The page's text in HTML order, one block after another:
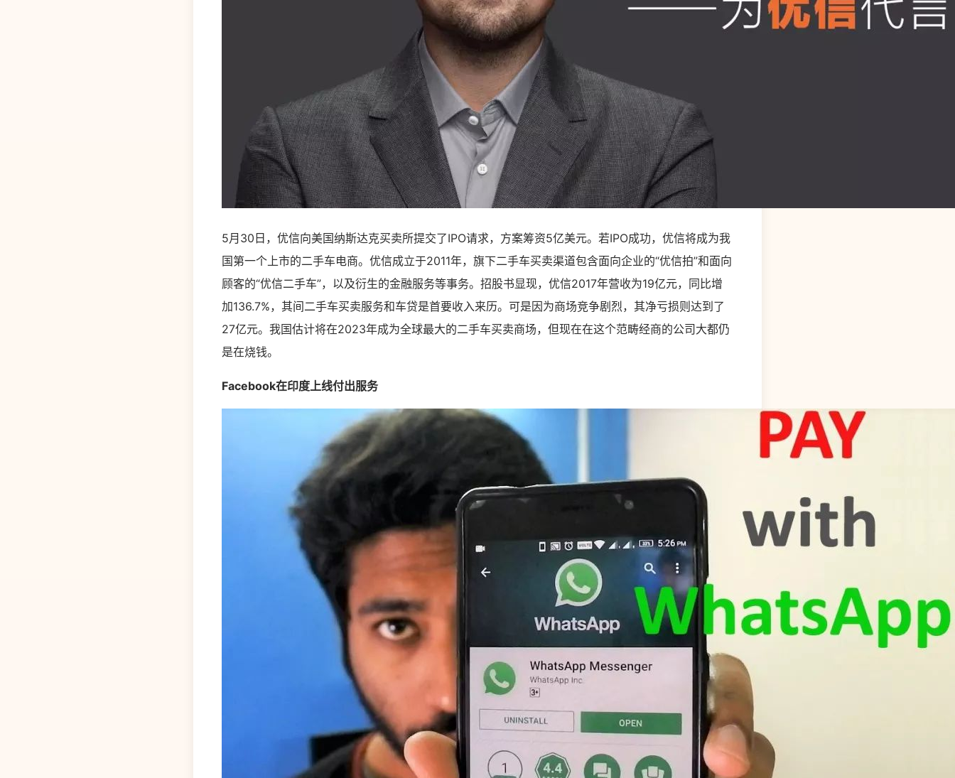
5月30日，优信向美国纳斯达克买卖所提交了IPO请求，方案筹资5亿美元。若IPO成功，优信将成为我
国第一个上市的二手车电商。优信成立于2011年，旗下二手车买卖渠道包含面向企业的“优信拍”和面向
顾客的“优信二手车”，以及衍生的金融服务等事务。招股书显现，优信2017年营收为19亿元，同比增
加136.7%，其间二手车买卖服务和车贷是首要收入来历。可是因为商场竞争剧烈，其净亏损则达到了
27亿元。我国估计将在2023年成为全球最大的二手车买卖商场，但现在在这个范畴经商的公司大都仍
是在烧钱。
Facebook在印度上线付出服务